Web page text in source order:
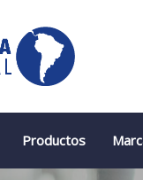
Productos